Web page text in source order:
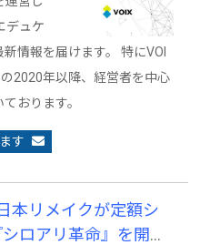
デュケ
情報を届けます。 特にVOI
2020年以降、経営者を中心
おります。
す
本リメイクが定額シ
ロアリ革命』を開